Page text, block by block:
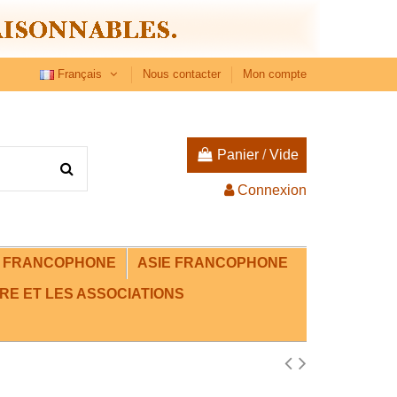
Français Nous contacter Mon compte
Panier /Vide
Connexion
ASIE FRANCOPHONE
ET LES ASSOCIATIONS